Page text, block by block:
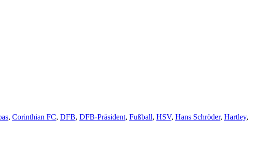
, Corinthian FC, DFB, DFB-Präsident, Fußball, HSV, Hans Schröder, Hartley,